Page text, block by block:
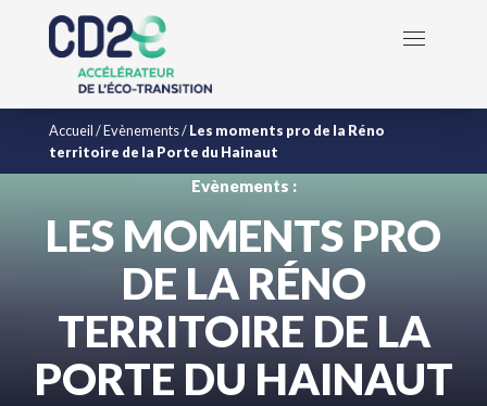
Accueil/Evènements/Les moments pro de la Réno
territoire de la Porte du Hainaut
Evènements :
LES MOMENTS PRO
DE LA RÉNO
TERRITOIRE DE LA
PORTE DU HAINAUT